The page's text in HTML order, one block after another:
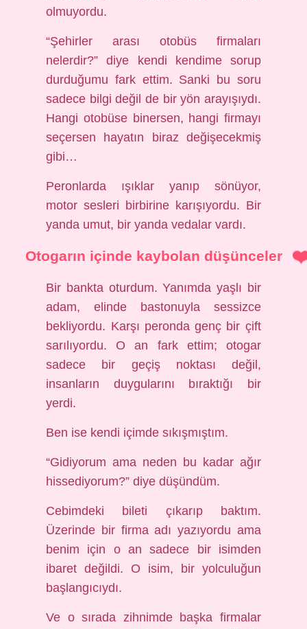
olmuyordu.
“Şehirler arası otobüs firmaları
nelerdir?” diye kendi kendime sorup
durduğumu fark ettim. Sanki bu soru
sadece bilgi değil de bir yön arayışıydı.
Hangi otobüse binersen, hangi firmayı
seçersen hayatın biraz değişecekmiş
gibi…
Peronlarda ışıklar yanıp sönüyor,
motor sesleri birbirine karışıyordu. Bir
yanda umut, bir yanda vedalar vardı.
Otogarın içinde kaybolan düşünceler
Bir bankta oturdum. Yanımda yaşlı bir
adam, elinde bastonuyla sessizce
bekliyordu. Karşı peronda genç bir çift
sarılıyordu. O an fark ettim; otogar
sadece bir geçiş noktası değil,
insanların duygularını bıraktığı bir
yerdi.
Ben ise kendi içimde sıkışmıştım.
“Gidiyorum ama neden bu kadar ağır
hissediyorum?” diye düşündüm.
Cebimdeki bileti çıkarıp baktım.
Üzerinde bir firma adı yazıyordu ama
benim için o an sadece bir isimden
ibaret değildi. O isim, bir yolculuğun
başlangıcıydı.
Ve o sırada zihnimde başka firmalar